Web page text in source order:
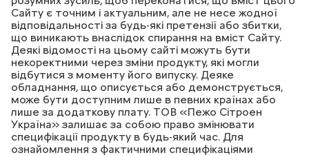
Сайту є точним і актуальним, але не несе жодної
відповідальності за будь-які претензії або збитки,
що виникають внаслідок спирання на вміст Сайту.
Деякі відомості на цьому сайті можуть бути
некоректними через зміни продукту, які могли
відбутися з моменту його випуску. Деяке
обладнання, що описується або демонструється,
може бути доступним лише в певних країнах або
лише за додаткову плату. ТОВ «Пежо Сітроен
Україна» залишає за собою право змінювати
специфікації продукту в будь-який час. Для
ознайомлення з фактичними специфікаціями